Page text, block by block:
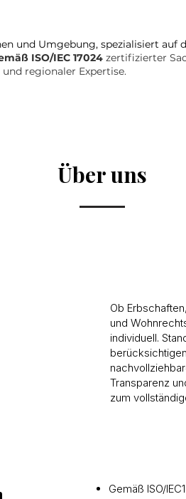
und Umgebung, spezialisiert auf
ISO/IEC 17024 zertifizierter
regionaler Expertise.
Über uns
​Ob
und
individuell.
Transparenz
zum
Gemäß ISO/